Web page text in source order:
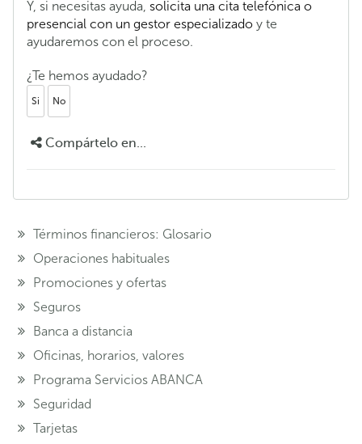
Y, si necesitas ayuda, solicita una cita telefónica o
presencial con un gestor especializado y te
ayudaremos con el proceso.
¿Te hemos ayudado?
Si No
Compártelo en...
Términos financieros: Glosario
Operaciones habituales
Promociones y ofertas
Seguros
Banca a distancia
Oficinas, horarios, valores
Programa Servicios ABANCA
Seguridad
Tarjetas